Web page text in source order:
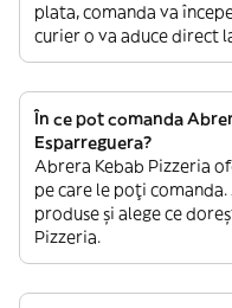
plata, comanda va
curier o va aduce direct
În ce pot comanda
Esparreguera?
Abrera Kebab Pizzeria
pe care le poți
produse și alege ce
Pizzeria.